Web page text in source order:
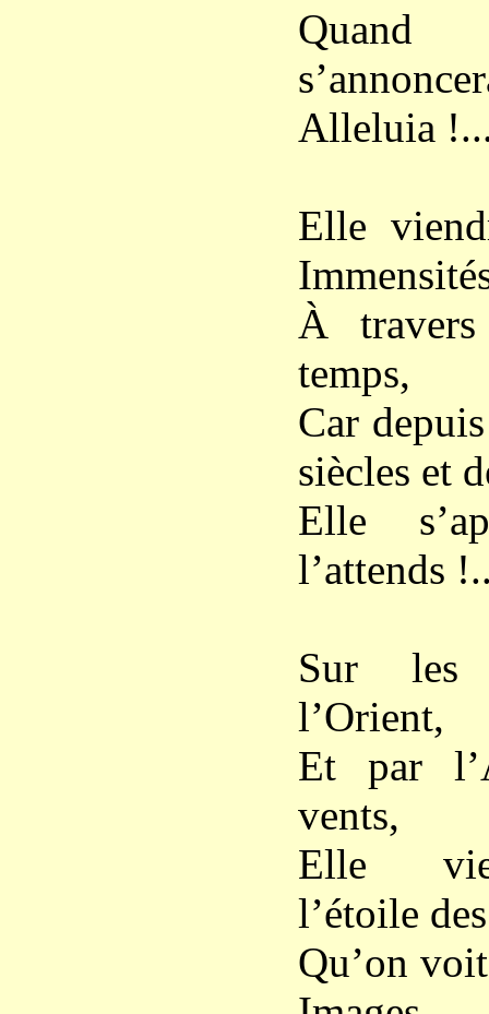
Alleluia
Elle
À
temps,
Car
siècles et
Elle
l’attends
Sur les
l’Orient,
Et par
vents,
Elle
l’étoile
Qu’on